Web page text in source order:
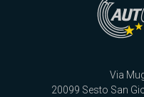
Via
20099 Sesto San